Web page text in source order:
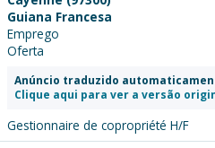
Guiana Francesa
Emprego
Oferta
Anúncio traduzido
Clique aqui para ver a versão
Gestionnaire de copropriété H/F